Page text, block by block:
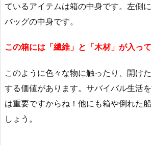
ているアイテムは箱の中身です。左側
バッグの中身です。
この箱には「繊維」と「木材」が入って
このように色々な物に触ったり、開け
する価値があります。サバイバル生活
は重要ですからね！他にも箱や倒れた
しょう。